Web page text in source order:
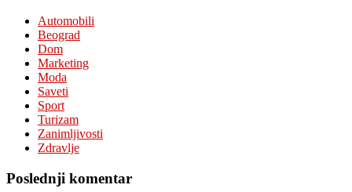
Automobili
Beograd
Dom
Marketing
Moda
Saveti
Sport
Turizam
Zanimljivosti
Zdravlje
Poslednji komentar